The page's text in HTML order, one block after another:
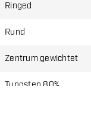
Ringed
Rund
Zentrum gewichtet
Tungsten 80%